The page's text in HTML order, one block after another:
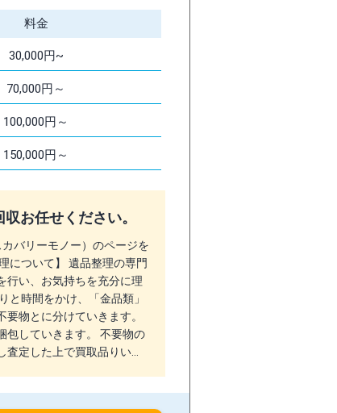
料金
30,000円~
70,000円～
100,000円～
150,000円～
お任せください。
バリーモノー）のページを
について】 遺品整理の専門
行い、お気持ちを充分に理
と時間をかけ、「金品類」
要物とに分けていきます。
包していきます。 不要物の
定した上で買取品りい…